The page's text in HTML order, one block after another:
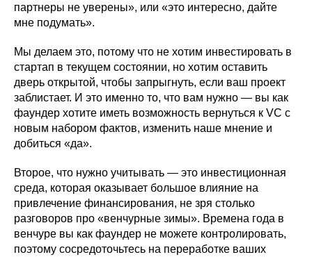
партнеры не уверены», или «это интересно, дайте
мне подумать».
Мы делаем это, потому что не хотим инвестировать в
стартап в текущем состоянии, но хотим оставить
дверь открытой, чтобы запрыгнуть, если ваш проект
заблистает. И это именно то, что вам нужно — вы как
фаундер хотите иметь возможность вернуться к VC с
новым набором фактов, изменить наше мнение и
добиться «да».
Второе, что нужно учитывать — это инвестиционная
среда, которая оказывает большое влияние на
привлечение финансирования, не зря столько
разговоров про «венчурные зимы». Времена года в
венчуре вы как фаундер не можете контролировать,
поэтому сосредоточьтесь на переработке ваших